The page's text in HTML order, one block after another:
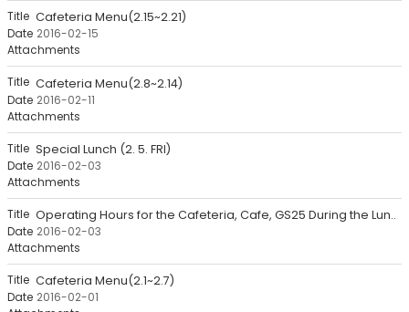
일,
첨
부
일,
조
회
수
Cafeteria Menu(2.15~2.21)
2016-02-15
Cafeteria Menu(2.8~2.14)
2016-02-11
Special Lunch (2. 5. FRI)
2016-02-03
Operating Hours for the Cafeteria, Cafe, GS25 During the Lun..
2016-02-03
Cafeteria Menu(2.1~2.7)
2016-02-01